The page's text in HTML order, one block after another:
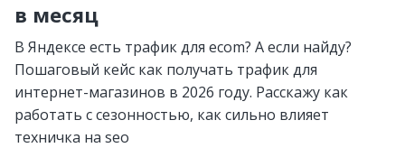
в месяц
В Яндексе есть трафик для ecom? А если найду?
Пошаговый кейс как получать трафик для
интернет-магазинов в 2026 году. Расскажу как
работать с сезонностью, как сильно влияет
техничка на seo